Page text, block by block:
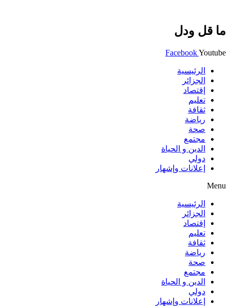
ما قل ودل
FacebookYoutube
الرئيسية
الجزائر
إقتصاد
تعليم
ثقافة
رياضة
صحة
مجتمع
الدين و الحياة
دولي
إعلانات وإشهار
Menu
الرئيسية
الجزائر
إقتصاد
تعليم
ثقافة
رياضة
صحة
مجتمع
الدين و الحياة
دولي
إعلانات وإشهار